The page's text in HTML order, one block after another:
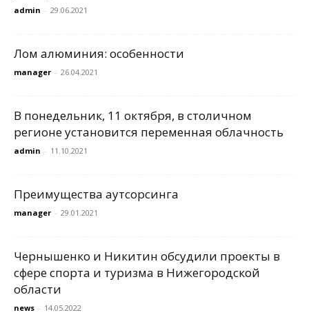
admin - 29.06.2021
Лом алюминия: особенности
manager - 26.04.2021
В понедельник, 11 октября, в столичном
регионе установится переменная облачность
admin - 11.10.2021
Преимущества аутсорсинга
manager - 29.01.2021
Чернышенко и Никитин обсудили проекты в
сфере спорта и туризма в Нижегородской
области
news - 14.05.2022